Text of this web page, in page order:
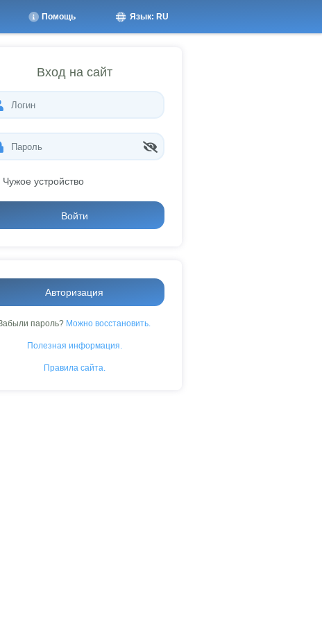
Язык: RU
Помощь
Вход на сайт
Чужое устройство
Войти
Авторизация
пароль? Можно восстановить.
Полезная информация.
Правила сайта.